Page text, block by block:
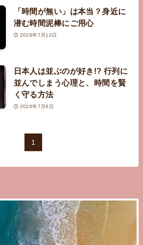
「時間が無い」は本当？身近に
潜む時間泥棒にご用心
2026年7月12日
日本人は並ぶのが好き!? 行列に
並んでしまう心理と、時間を賢
く守る方法
2026年7月6日
1